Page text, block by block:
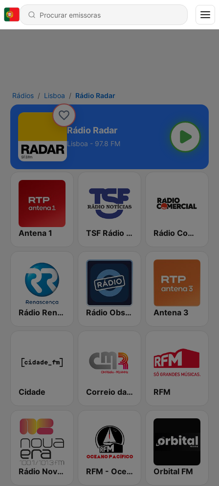
Rádios Lisboa Rádio Radar
Rádio Radar
Lisboa - 97.8 FM
Antena 1 TSF Rádio Notícias Rádio Comercial
Rádio Renascença Rádio Observador Antena 3
Cidade Correio da Manhã Rádio RFM
Rádio Nova Era RFM - Oceano Pacífico Online Orbital FM